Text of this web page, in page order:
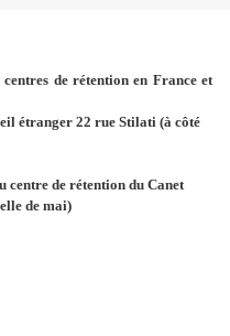
de rétention en France et
étranger 22 rue Stilati (à côté
centre de rétention du Canet
de mai)